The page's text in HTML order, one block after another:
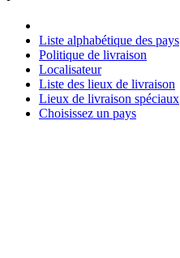
Liste alphabétique des pays
Politique de livraison
Localisateur
Liste des lieux de livraison
Lieux de livraison spéciaux
Choisissez un pays